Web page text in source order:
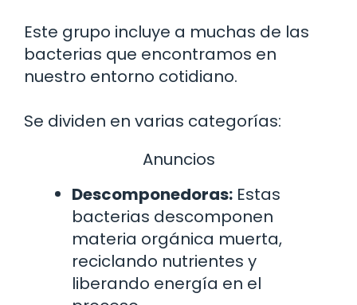
Este grupo incluye a muchas de las
bacterias que encontramos en
nuestro entorno cotidiano.
Se dividen en varias categorías:
Anuncios
Descomponedoras: Estas
bacterias descomponen
materia orgánica muerta,
reciclando nutrientes y
liberando energía en el